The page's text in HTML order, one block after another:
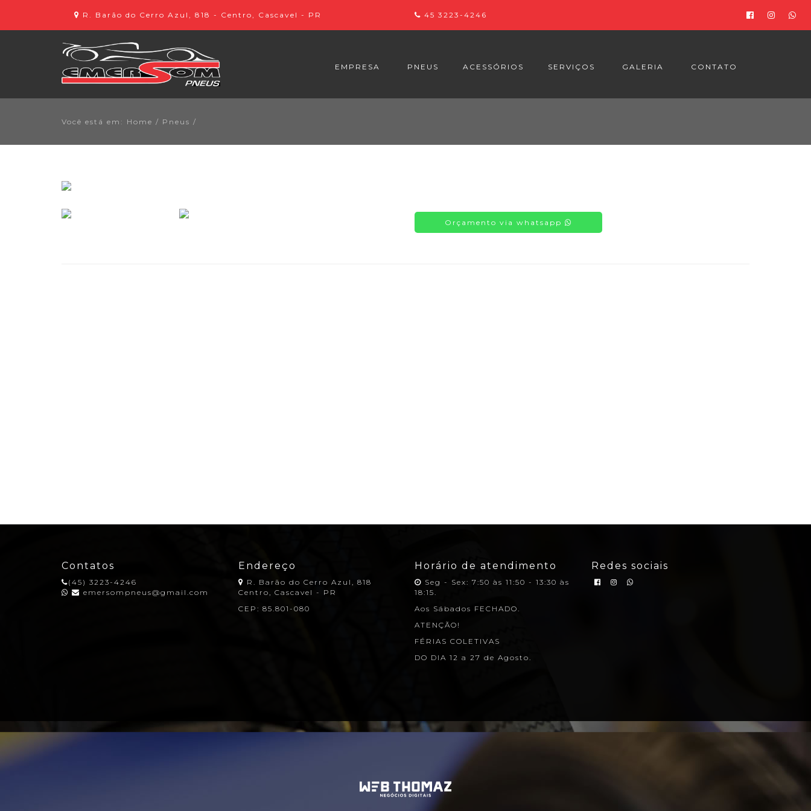
R. Barão do Cerro Azul, 818 - Centro, Cascavel - PR 45 3223-4246
EMPRESA PNEUS
NEXEN
PRINX
ACESSÓRIOS SERVIÇOS GALERIA CONTATO
Você está em: Home / Pneus /
Orçamento via whatsapp
Contatos
(45) 3223-4246
emersompneus@gmail.com
Endereço
R. Barão do Cerro Azul, 818
Centro, Cascavel - PR
CEP: 85.801-080
Horário de atendimento
Seg - Sex: 7:50 às 11:50 - 13:30 às
18:15.
Aos Sábados FECHADO.
ATENÇÃO!
FÉRIAS COLETIVAS
DO DIA 12 a 27 de Agosto.
Redes sociais